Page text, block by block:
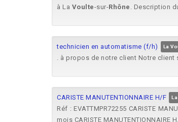
à La Voulte-sur-Rhône . Description
technicien en automatisme (f/h) La
. à propos de notre client Notre client
CARISTE MANUTENTIONNAIRE H/F
Réf : EVATTMPR72255 CARISTE
mois CARISTE MANUTENTIONNAIRE